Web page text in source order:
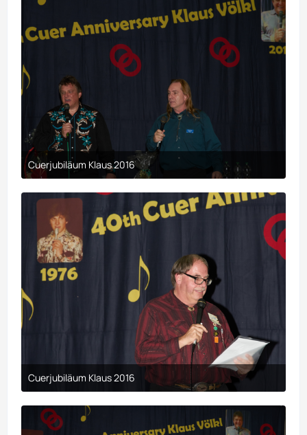
Cuerjubiläum Klaus 2016
9. April 2017 um 00:29
Cuerjubiläum Klaus 2016
9. April 2017 um 00:23